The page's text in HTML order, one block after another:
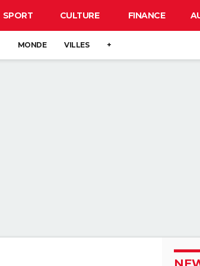
SPORT CULTURE FINANCE
MONDE VILLES +